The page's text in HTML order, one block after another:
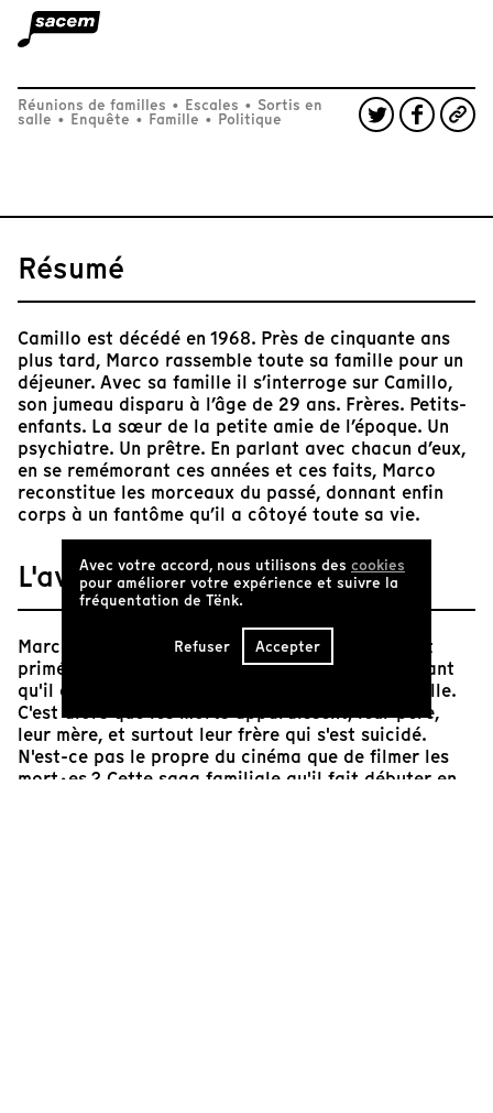
Réunions de familles • Escales • Sortis en
salle • Enquête • Famille • Politique
Résumé
Camillo est décédé en 1968. Près de cinquante ans
plus tard, Marco rassemble toute sa famille pour un
déjeuner. Avec sa famille il s’interroge sur Camillo,
son jumeau disparu à l’âge de 29 ans. Frères. Petits-
enfants. La sœur de la petite amie de l’époque. Un
psychiatre. Un prêtre. En parlant avec chacun d’eux,
en se remémorant ces années et ces faits, Marco
reconstitue les morceaux du passé, donnant enfin
corps à un fantôme qu’il a côtoyé toute sa vie.
L'avis de Tënk
Marco Bellocchio, réalisateur italien, reconnu et
primé, aujourd'hui âgé, rassemble ses proches tant
qu'il est encore temps pour faire un film de famille.
C'est alors que les morts apparaissent, leur père,
leur mère, et surtout leur frère qui s'est suicidé.
N'est-ce pas le propre du cinéma que de filmer les
mort·es ? Cette saga familiale qu'il fait débuter en
Avec votre accord, nous utilisons des cookies
pour améliorer votre expérience et suivre la
fréquentation de Tënk.
Refuser Accepter